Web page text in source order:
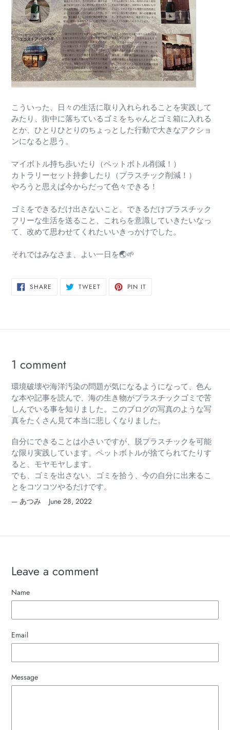
こういった、日々の生活に取り入れられることを実践して
みたり、街中に落ちているゴミをちゃんとゴミ箱に入れる
とか、ひとりひとりのちょっとした行動で大きなアクショ
ンになると思う。
マイボトル持ち歩いたり（ペットボトル削減！）
カトラリーセット持参したり（プラスチック削減！）
やろうと思えば今からだって色々できる！
ゴミをできるだけ出さないこと、できるだけプラスチック
フリーな生活を送ること、これらを意識していきたいなっ
て、改めて思わせてくれたいいきっかけでした。
それではみなさま、よい一日を🌏🌱
SHARE SHARE TWEETTWEET PIN IT
1 comment
環境破壊や海洋汚染の問題が気になるようになって、色ん
な本や記事を読んで、海の生き物がプラスチックゴミで苦
しんでいる事を知りました。このブログの写真のような写
真をたくさん見て本当に悲しくなりました。
自分にできることは小さいですが、脱プラスチックを可能
な限り実践しています。ペットボトルが捨てられてたりす
ると、モヤモヤします。
でも、ゴミを出さない、ゴミを拾う、今の自分に出来るこ
とをコツコツやるだけです。
あつみ June 28, 2022
Leave a comment
Name
Email
Message